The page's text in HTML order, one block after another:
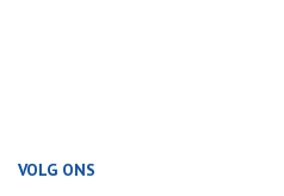
VOLG ONS